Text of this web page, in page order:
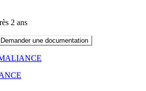
2 ans
Demander une documentation